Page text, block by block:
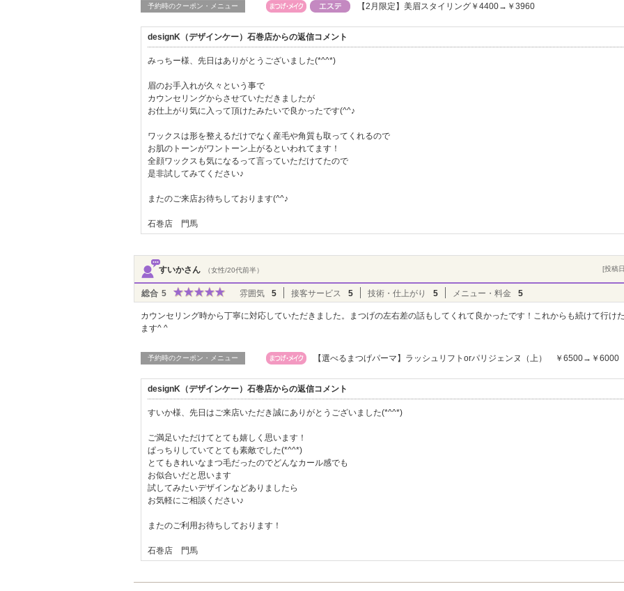
予約時のクーポン・メニュー 【2月限定】美眉スタイリング￥4400→￥3960
designK（デザインケー）石巻店からの返信コメント
みっちー様、先日はありがとうございました(*^^*)
眉のお手入れが久々という事で
カウンセリングからさせていただきましたが
お仕上がり気に入って頂けたみたいで良かったです(^^♪
ワックスは形を整えるだけでなく産毛や角質も取ってくれるので
お肌のトーンがワントーン上がるといわれてます！
全顔ワックスも気になるって言っていただけてたので
是非試してみてください♪
またのご来店お待ちしております(^^♪
石巻店 門馬
すいかさん （女性/20代前半） [投稿
総合 5 雰囲気 5 接客サービス 5 技術・仕上がり 5 メニュー・料金 5
カウンセリング時から丁寧に対応していただきました。まつげの左右差の話もしてくれて良かったです！これからも続けて行け
ます^ ^
予約時のクーポン・メニュー 【選べるまつげパーマ】ラッシュリフトorパリジェンヌ（上） ￥6500→￥6000
designK（デザインケー）石巻店からの返信コメント
すいか様、先日はご来店いただき誠にありがとうございました(*^^*)
ご満足いただけてとても嬉しく思います！
ぱっちりしていてとても素敵でした(*^^*)
とてもきれいなまつ毛だったのでどんなカール感でも
お似合いだと思います
試してみたいデザインなどありましたら
お気軽にご相談ください♪
またのご利用お待ちしております！
石巻店 門馬